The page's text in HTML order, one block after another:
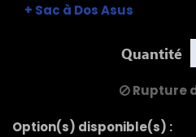
+ Sac à Dos Asus
Quantité
Rupture
Option(s) disponible(s) :